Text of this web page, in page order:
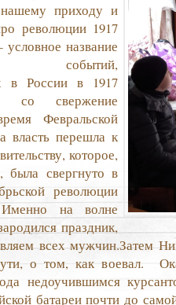
приходу и
революции 1917
название
событий,
в России в 1917
со свержение
Февральской
власть перешла к
которое,
была свергнуто в
революции
Именно на волне
праздник,
всех мужчин.Затем
о том, как воевал.
недоучившимся
батареи почти до